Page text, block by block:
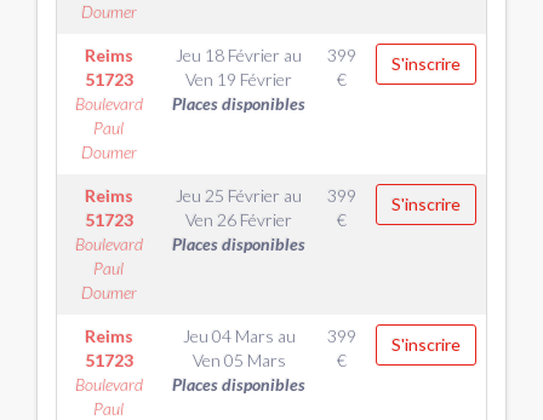
Doumer
Reims
51723
Boulevard
Paul
Doumer
Jeu 18 Février au
Ven 19 Février
Places disponibles
399
€
S'inscrire
Reims
51723
Boulevard
Paul
Doumer
Jeu 25 Février au
Ven 26 Février
Places disponibles
399
€
S'inscrire
Reims
51723
Boulevard
Paul
Jeu 04 Mars au
Ven 05 Mars
Places disponibles
399
€
S'inscrire